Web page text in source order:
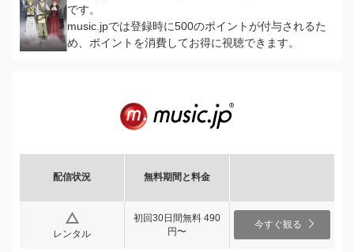
です。
music.jpでは登録時に500のポイントが付与されるた
め、ポイントを消費してお得に視聴できます。
配信状況 無料期間と料金
レンタル
初回30日間無料 490
円〜
今すぐ観る